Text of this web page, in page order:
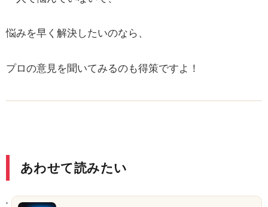
悩みを早く解決したいのなら、
プロの意見を聞いてみるのも得策ですよ！
あわせて読みたい